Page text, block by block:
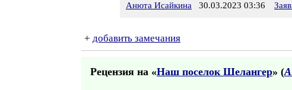
Анюта Исайкина 30.03.2023 03:36
+ добавить замечания
Рецензия на «Наш поселок Шелангер» (